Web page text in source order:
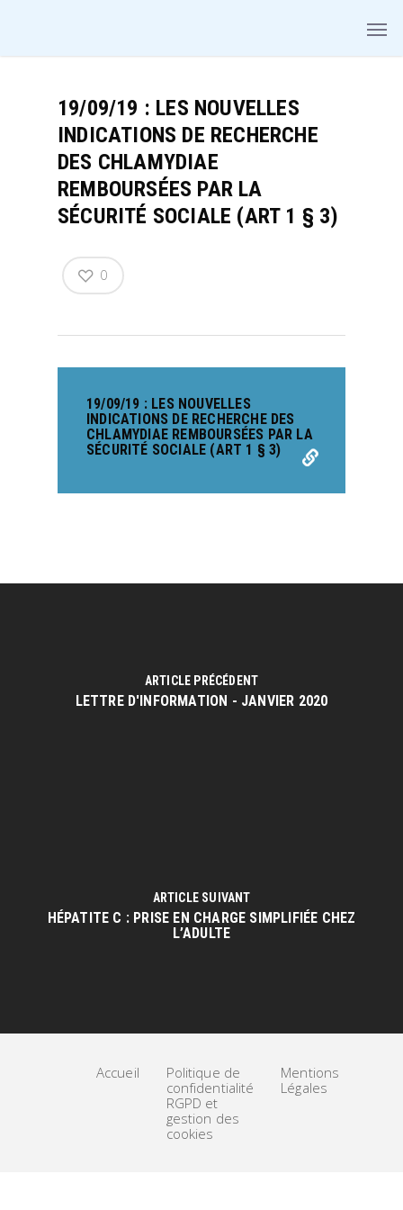
19/09/19 : LES NOUVELLES
INDICATIONS DE RECHERCHE
DES CHLAMYDIAE
REMBOURSÉES PAR LA
SÉCURITÉ SOCIALE (ART 1 § 3)
0
19/09/19 : LES NOUVELLES
INDICATIONS DE RECHERCHE DES
CHLAMYDIAE REMBOURSÉES PAR LA
SÉCURITÉ SOCIALE (ART 1 § 3)
ARTICLE PRÉCÉDENT
LETTRE D'INFORMATION - JANVIER 2020
ARTICLE SUIVANT
HÉPATITE C : PRISE EN CHARGE SIMPLIFIÉE CHEZ
L’ADULTE
Accueil
Politique de
confidentialité
RGPD et
gestion des
cookies
Mentions
Légales